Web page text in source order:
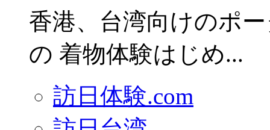
香港、台湾向けのポ
の 着物体験はじめ...
訪日体験.com